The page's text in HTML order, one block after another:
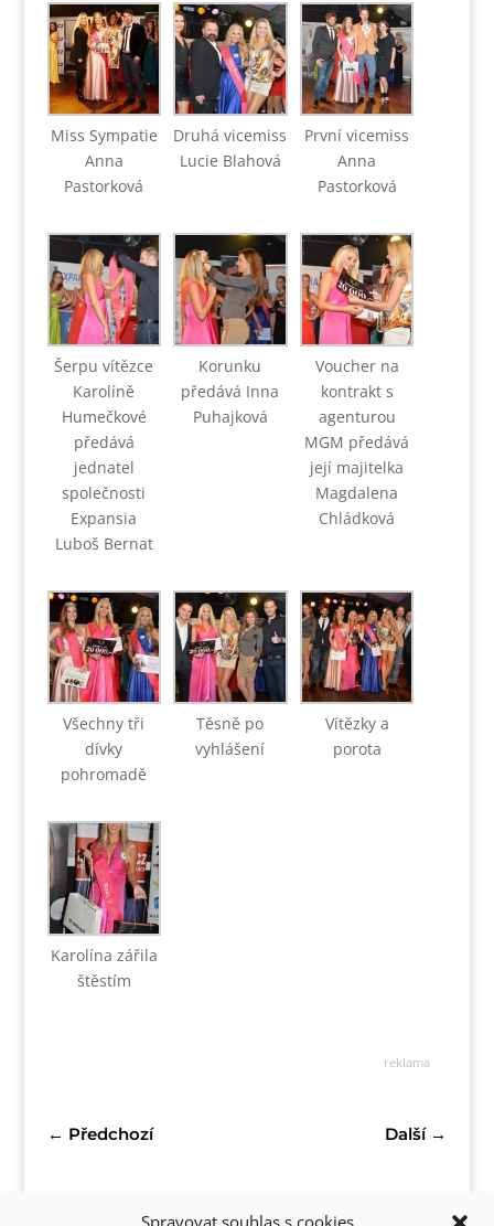
Spravovat souhlas s cookies
Miss Sympatie
Anna
Pastorková
Druhá vicemiss
Lucie Blahová
První vicemiss
Anna
Pastorková
Šerpu vítězce
Karolíně
Humečkové
předává
jednatel
společnosti
Expansia
Luboš Bernat
Korunku
předává Inna
Puhajková
Voucher na
kontrakt s
agenturou
MGM předává
její majitelka
Magdalena
Chládková
Všechny tři
dívky
pohromadě
Těsně po
vyhlášení
Vítězky a
porota
Karolína zářila
štěstím
reklama
← Předchozí Další→